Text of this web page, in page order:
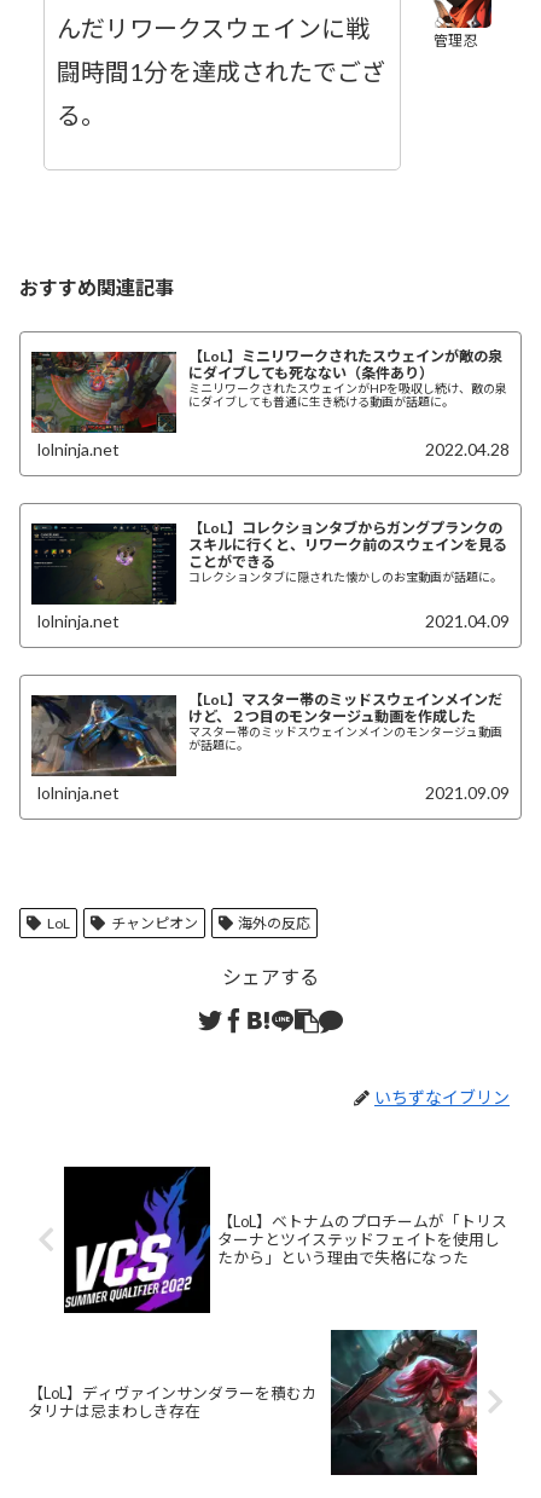
管理忍
んだリワークスウェインに戦
闘時間1分を達成されたでござ
る。
おすすめ関連記事
【LoL】ミニリワークされたスウェインが敵の泉
にダイブしても死なない（条件あり）
ミニリワークされたスウェインがHPを吸収し続け、敵の泉
にダイブしても普通に生き続ける動画が話題に。
lolninja.net 2022.04.28
【LoL】コレクションタブからガングプランクの
スキルに行くと、リワーク前のスウェインを見る
ことができる
コレクションタブに隠された懐かしのお宝動画が話題に。
lolninja.net 2021.04.09
【LoL】マスター帯のミッドスウェインメインだ
けど、２つ目のモンタージュ動画を作成した
マスター帯のミッドスウェインメインのモンタージュ動画
が話題に。
lolninja.net 2021.09.09
LoL チャンピオン 海外の反応
シェアする
いちずなイブリン
【LoL】ベトナムのプロチームが「トリス
ターナとツイステッドフェイトを使用し
たから」という理由で失格になった
【LoL】ディヴァインサンダラーを積むカ
タリナは忌まわしき存在